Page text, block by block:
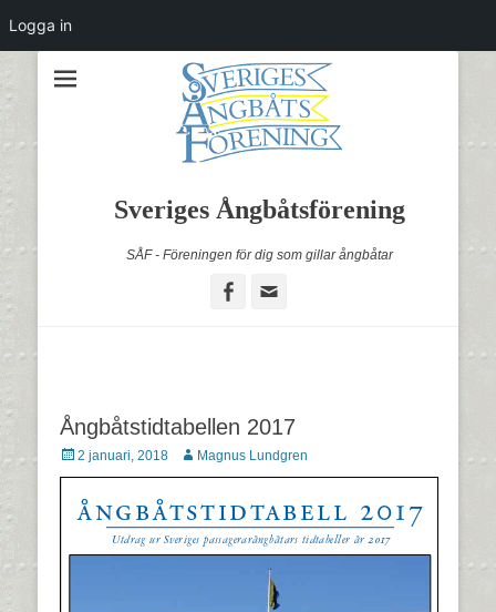
Sveriges Ångbåtsförening
SÅF - Föreningen för dig som gillar ångbåtar
Facebook
Ångbåtstidtabellen 2017
Postades
den
2 januari, 2018 Författare
Magnus Lundgren
Logga in